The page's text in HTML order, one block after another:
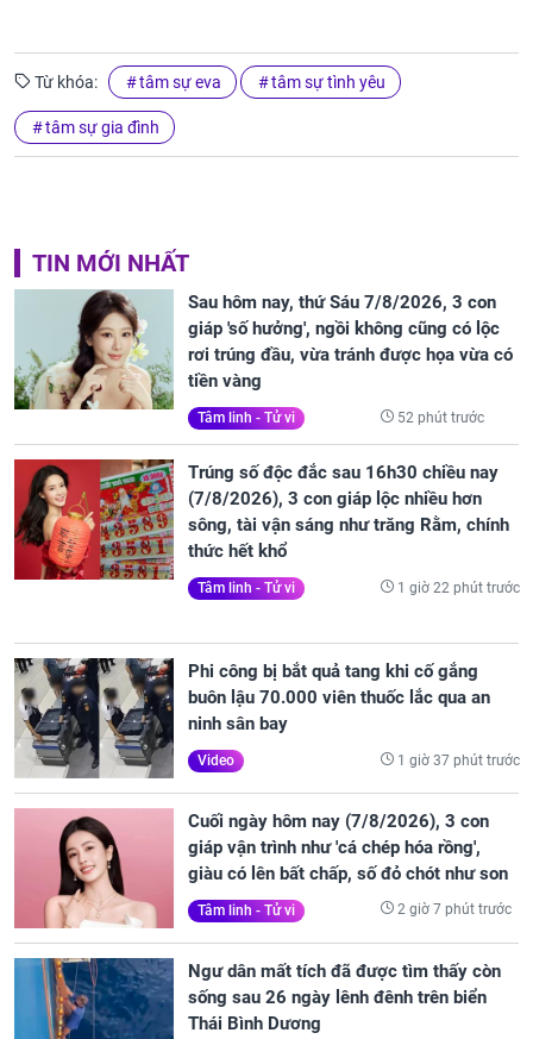
Từ khóa: tâm sự eva tâm sự tình yêu
tâm sự gia đình
TIN MỚI NHẤT
Sau hôm nay, thứ Sáu 7/8/2026, 3 con
giáp 'số hưởng', ngồi không cũng có lộc
rơi trúng đầu, vừa tránh được họa vừa có
tiền vàng
Tâm linh - Tử vi 52 phút trước
Trúng số độc đắc sau 16h30 chiều nay
(7/8/2026), 3 con giáp lộc nhiều hơn
sông, tài vận sáng như trăng Rằm, chính
thức hết khổ
Tâm linh - Tử vi 1 giờ 22 phút trước
Phi công bị bắt quả tang khi cố gắng
buôn lậu 70.000 viên thuốc lắc qua an
ninh sân bay
Video 1 giờ 37 phút trước
Cuối ngày hôm nay (7/8/2026), 3 con
giáp vận trình như 'cá chép hóa rồng',
giàu có lên bất chấp, số đỏ chót như son
Tâm linh - Tử vi 2 giờ 7 phút trước
Ngư dân mất tích đã được tìm thấy còn
sống sau 26 ngày lênh đênh trên biển
Thái Bình Dương